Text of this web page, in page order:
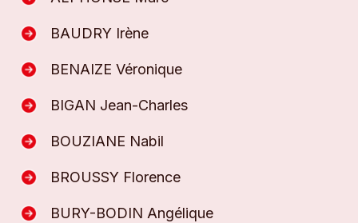
BAUDRY Irène
BENAIZE Véronique
BIGAN Jean-Charles
BOUZIANE Nabil
BROUSSY Florence
BURY-BODIN Angélique